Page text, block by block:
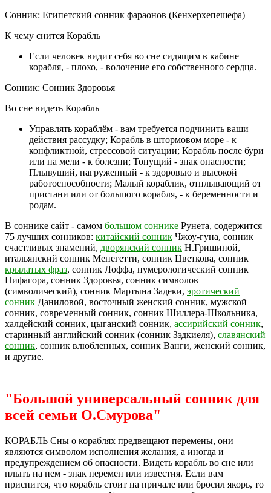
Сонник: Египетский сонник фараонов (Кенхерхепешефа)
К чему снится Корабль
Если человек видит себя во сне сидящим в кабине
корабля, - плохо, - волочение его собственного сердца.
Сонник: Сонник Здоровья
Во сне видеть Корабль
Управлять кораблём - вам требуется подчинить ваши
действия рассудку; Корабль в штормовом море - к
конфликтной, стрессовой ситуации; Корабль после бури
или на мели - к болезни; Тонущий - знак опасности;
Плывущий, нагруженный - к здоровью и высокой
работоспособности; Малый кораблик, отплывающий от
пристани или от большого корабля, - к беременности и
родам.
В соннике сайт - самом большом соннике Рунета, содержится
75 лучших сонников: китайский сонник Чжоу-гуна, сонник
счастливых знамений, дворянский сонник Н.Гришиной,
итальянский сонник Менегетти, сонник Цветкова, сонник
крылатых фраз, сонник Лоффа, нумерологический сонник
Пифагора, сонник Здоровья, сонник символов
(символический), сонник Мартына Задеки, эротический
сонник Даниловой, восточный женский сонник, мужской
сонник, современный сонник, сонник Шиллера-Школьника,
халдейский сонник, цыганский сонник, ассирийский сонник,
старинный английский сонник (сонник Зэдкиеля), славянский
сонник, сонник влюбленных, сонник Ванги, женский сонник,
и другие.
"Большой универсальный сонник для
всей семьи О.Смурова"
КОРАБЛЬ Сны о кораблях предвещают перемены, они
являются символом исполнения желания, а иногда и
предупреждением об опасности. Видеть корабль во сне или
плыть на нем - знак перемен или известия. Если вам
приснится, что корабль стоит на причале или бросил якорь, то